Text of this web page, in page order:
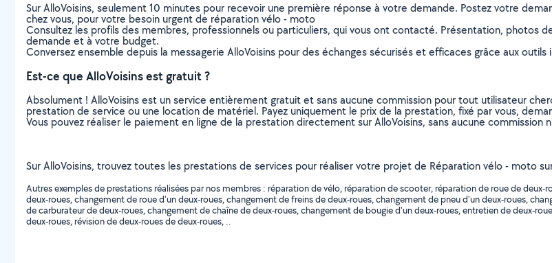
Sur AlloVoisins, seulement 10 minutes pour recevoir une première réponse à votre demande. Postez votre
chez vous, pour votre besoin urgent de réparation vélo - moto
Consultez les profils des membres, professionnels ou particuliers, qui vous ont contacté. Présentation, photos
demande et à votre budget.
Conversez ensemble depuis la messagerie AlloVoisins pour des échanges sécurisés et efficaces grâce aux outils
Est-ce que AlloVoisins est gratuit ?
Absolument ! AlloVoisins est un service entièrement gratuit et sans aucune commission pour tout utilisateur
prestation de service ou une location de matériel. Payez uniquement le prix de la prestation, fixé par vous,
Vous pouvez réaliser le paiement en ligne de la prestation directement sur AlloVoisins, sans aucune commission
Sur AlloVoisins, trouvez toutes les prestations de services pour réaliser votre projet de Réparation vélo - moto
Autres exemples de prestations réalisées par nos membres : réparation de vélo, réparation de scooter, réparation de roue de
deux-roues, changement de roue d'un deux-roues, changement de freins de deux-roues, changement de pneu d'un deux-roues,
de carburateur de deux-roues, changement de chaîne de deux-roues, changement de bougie d'un deux-roues, entretien de deux-
deux-roues, révision de deux-roues de deux-roues, ..